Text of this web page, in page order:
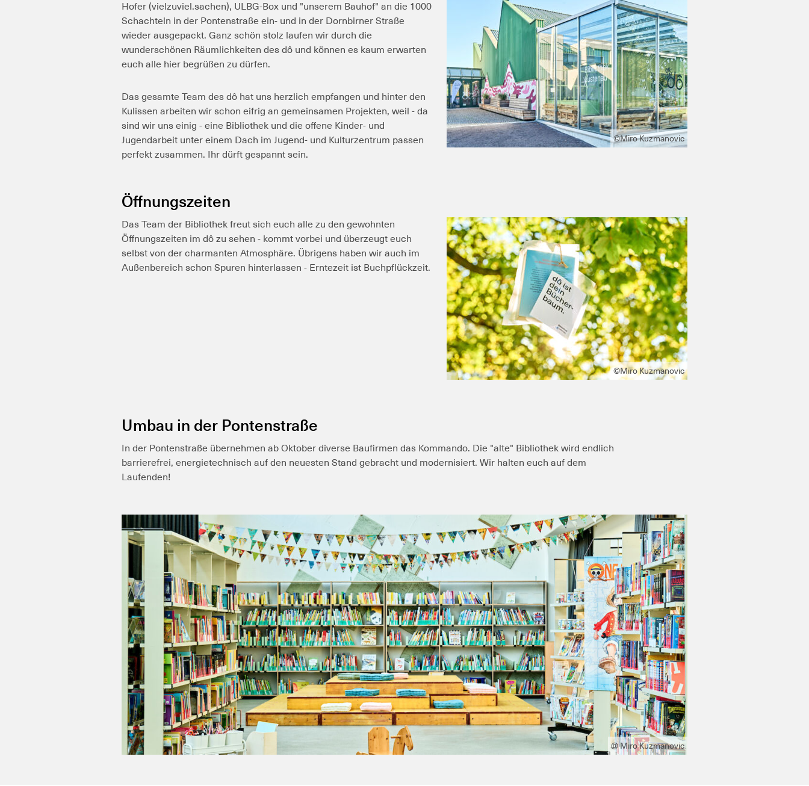
©Miro Kuzmanovic
Hofer (vielzuviel.sachen), ULBG-Box und "unserem Bauhof" an die 1000
Schachteln in der Pontenstraße ein- und in der Dornbirner Straße
wieder ausgepackt. Ganz schön stolz laufen wir durch die
wunderschönen Räumlichkeiten des dô und können es kaum erwarten
euch alle hier begrüßen zu dürfen.
Das gesamte Team des dô hat uns herzlich empfangen und hinter den
Kulissen arbeiten wir schon eifrig an gemeinsamen Projekten, weil - da
sind wir uns einig - eine Bibliothek und die offene Kinder- und
Jugendarbeit unter einem Dach im Jugend- und Kulturzentrum passen
perfekt zusammen. Ihr dürft gespannt sein.
Öffnungszeiten
©Miro Kuzmanovic
Das Team der Bibliothek freut sich euch alle zu den gewohnten
Öffnungszeiten im dô zu sehen - kommt vorbei und überzeugt euch
selbst von der charmanten Atmosphäre. Übrigens haben wir auch im
Außenbereich schon Spuren hinterlassen - Erntezeit ist Buchpflückzeit.
Umbau in der Pontenstraße
In der Pontenstraße übernehmen ab Oktober diverse Baufirmen das Kommando. Die "alte" Bibliothek wird endlich
barrierefrei, energietechnisch auf den neuesten Stand gebracht und modernisiert. Wir halten euch auf dem
Laufenden!
@ Miro Kuzmanovic